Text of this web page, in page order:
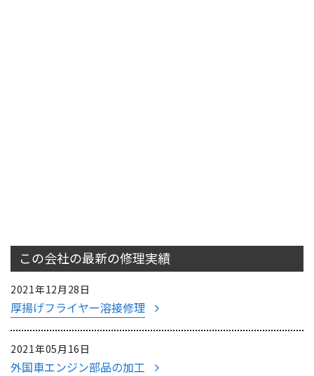
この会社の最新の修理実績
2021年12月28日
厚揚げフライヤー溶接修理
2021年05月16日
外国車エンジン部品の加工